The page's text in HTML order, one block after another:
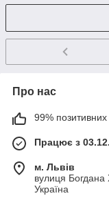
Про нас
99% позитивних
Працює з
м. Львів
вулиця Богдана
Україна